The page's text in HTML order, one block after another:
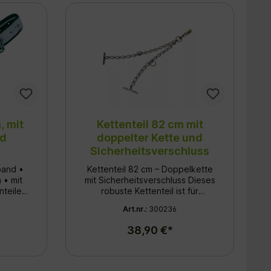
der
mit
•
• mit
Kettenteil 82 cm mit
doppelter Kette und
Sicherheitsverschluss
Kettenteil 82 cm – Doppelkette
mit Sicherheitsverschluss Dieses
robuste Kettenteil ist für
in der Tierhaltung konzipiert.
Kette sorgt für eine enorme
Art.nr.: 300236
38,90 €*